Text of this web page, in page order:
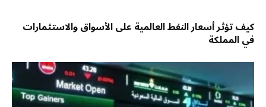
كيف تؤثر أسعار النفط العالمية على الأسواق والاستثمارات
في المملكة